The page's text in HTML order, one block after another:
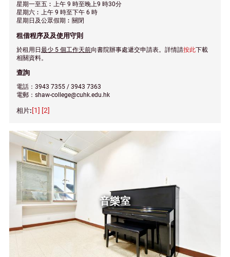
星期一至五︰上午 9 時至晚上9 時30分
星期六︰上午 9 時至下午 6 時
星期日及公眾假期︰關閉
租借程序及及使用守則
於租用日最少 5 個工作天前向書院辦事處遞交申請表。詳情請按此下載
相關資料。
查詢
電話：3943 7355 / 3943 7363
電郵：shaw-college@cuhk.edu.hk
[1] [2]
音樂室